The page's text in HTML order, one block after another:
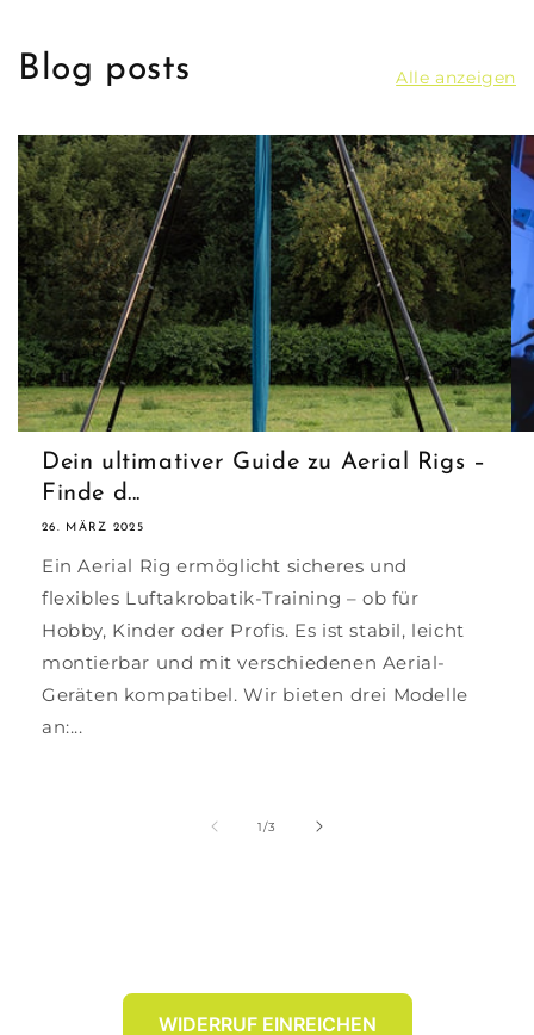
Blog posts Alle anzeigen
Dein ultimativer Guide zu Aerial Rigs –
Finde d...
26. MÄRZ 2025
Ein Aerial Rig ermöglicht sicheres und
flexibles Luftakrobatik-Training – ob für
Hobby, Kinder oder Profis. Es ist stabil, leicht
montierbar und mit verschiedenen Aerial-
Geräten kompatibel. Wir bieten drei Modelle
an:...
1/von
3
WIDERRUF EINREICHEN